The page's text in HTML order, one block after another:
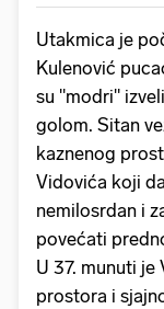
Utakmica je
Kulenović
su "modri"
golom. Sitan
kaznenog
Vidovića koji
nemilosrdan i
povećati
U 37. munuti
prostora i